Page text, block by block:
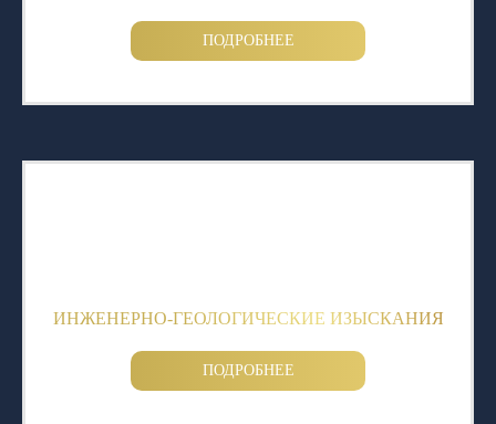
ПОДРОБНЕЕ
ИНЖЕНЕРНО-ГЕОЛОГИЧЕСКИЕ ИЗЫСКАНИЯ
ПОДРОБНЕЕ